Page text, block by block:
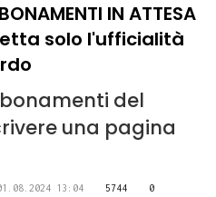
IN ATTESA
solo l'ufficialità
del
una pagina
13:04 5744 0